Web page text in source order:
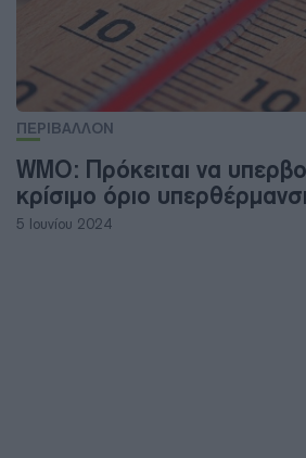
ΠΕΡΙΒΑΛΛΟΝ
WMO: Πρόκειται να
κρίσιμο όριο
5 Ιουνίου 2024